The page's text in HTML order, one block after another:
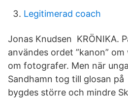
Legitimerad coach
Jonas Knudsen KRÖNIKA.
användes ordet ”kanon”
om fotografer. Men när
Sandhamn tog till glosan
bygdes större och mindre